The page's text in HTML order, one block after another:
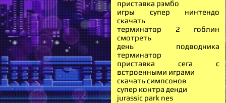
приставка рэмбо
игры супер нинтендо
скачать
терминатор 2 гоблин
смотреть
день подводника
терминатор
приставка сега с
встроенными играми
скачать симпсонов
супер контра денди
jurassic park nes